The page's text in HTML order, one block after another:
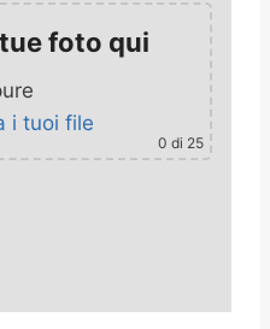
foto qui
i tuoi file
0 di 25